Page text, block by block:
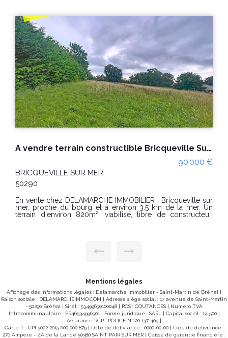
A vendre terrain constructible Bricqueville Sur Mer 530 m2 viabilisé
90 000 €
BRICQUEVILLE SUR MER
50290
En vente chez DELAMARCHE IMMOBILIER : Bricqueville sur
mer, proche du bourg et à environ 3.5 km de la mer. Un
terrain d'environ 820m², viabilisé, libre de constructeur.
Mentions légales
Affichage des informations légales : Delamarche Immobilier - Saint-Martin de Bréhal |
Raison sociale : DELAMARCHEIMMO.COM | Adresse siège social : 17 avenue de Saint-Martin
- 50290 Bréhal | Siret : 53499630100048 | RCS : COUTANCES | Numero TVA
Intracommunautaire : FR46534996301 | Forme juridique : SARL | Capital social : 14 500 |
Assurance RCP : POLICE N°120 137 405 |
Carte T : CPI 5002 2015 000 000 879 | Date de délivrance : 0000-00-00 | Lieu de délivrance :
270 Ampère - ZA de la Lande 50380 SAINT PAIR SUR MER | Caisse de garantie financière :